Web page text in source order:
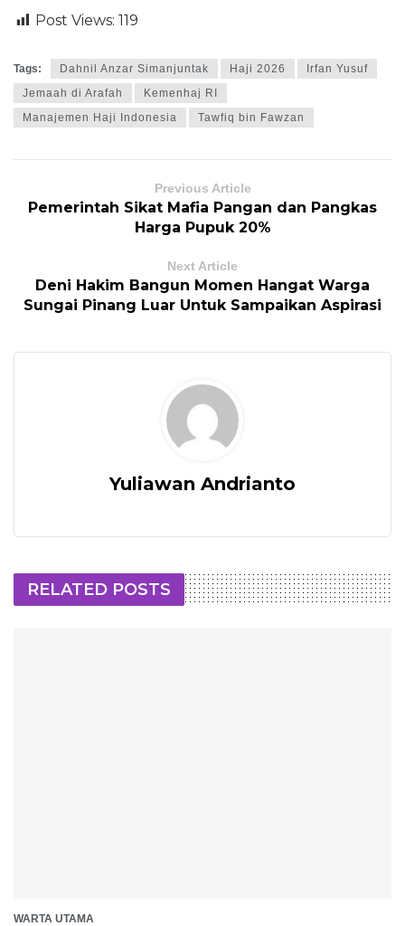
Post Views: 119
Tags: Dahnil Anzar Simanjuntak Haji 2026
Irfan Yusuf
Jemaah di Arafah
Kemenhaj RI
Manajemen Haji Indonesia
Tawfiq bin Fawzan
Previous Article
Pemerintah Sikat Mafia Pangan dan Pangkas
Harga Pupuk 20%
Next Article
Deni Hakim Bangun Momen Hangat Warga
Sungai Pinang Luar Untuk Sampaikan Aspirasi
Yuliawan Andrianto
RELATED POSTS
WARTA UTAMA